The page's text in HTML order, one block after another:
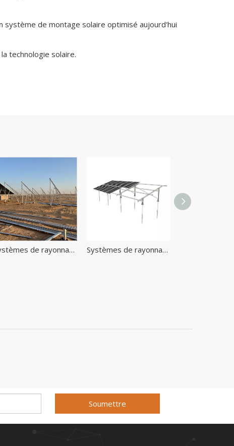
système de montage solaire optimisé aujourd'hui
technologie solaire.
Systèmes de rayonnage solaires à montage au sol les moins chers Système de sol solaire Systèmes de rayonnage solaires à montage au sol les moins chers Système de montage au sol solaire
Soumettre